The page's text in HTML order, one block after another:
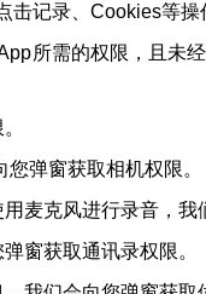
记录、Cookies等操
所需的权限，且未
弹窗获取相机权限。
麦克风进行录音，我
窗获取通讯录权限。